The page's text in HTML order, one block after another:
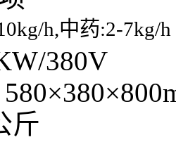
h,中药:2-7kg/h
380V
斤